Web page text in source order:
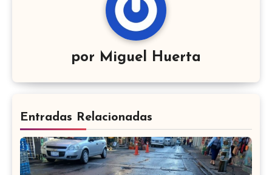
por Miguel Huerta
Entradas Relacionadas